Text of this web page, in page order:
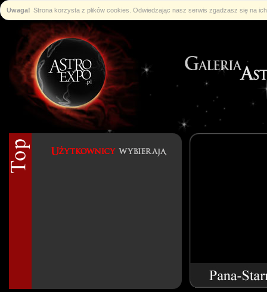
Uwaga! Strona korzysta z plików cookies. Odwiedzając nasz serwis zgadzasz się na